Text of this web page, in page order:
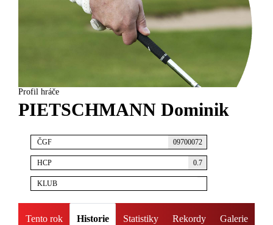
Profil hráče
PIETSCHMANN Dominik
ČGF 09700072
HCP 0.7
KLUB
Tento rok Historie Statistiky Rekordy Galerie